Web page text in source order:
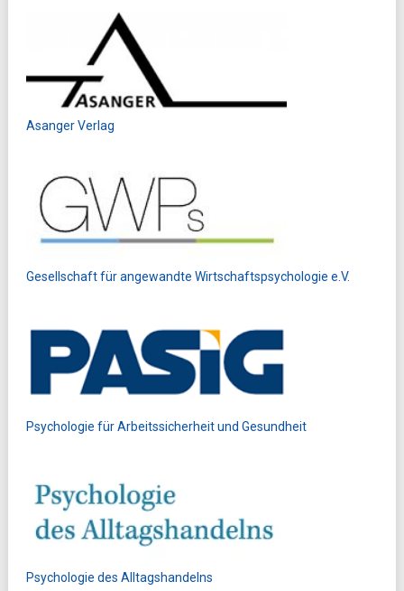
Asanger Verlag
Gesellschaft für angewandte Wirtschaftspsychologie e.V.
Psychologie für Arbeitssicherheit und Gesundheit
Psychologie des Alltagshandelns